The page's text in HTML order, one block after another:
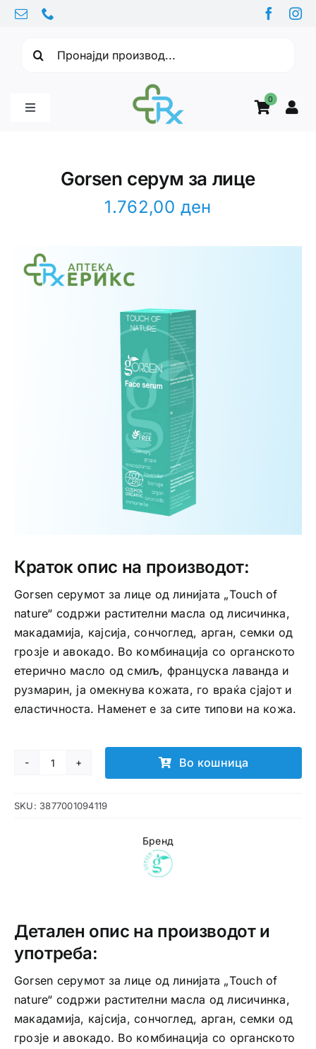
Skip
content
0
Toggle
Медицински апрати
Gorsen серум за лице
1.762,00 ден
Краток опис на производот:
Gorsen серумот за лице од линијата „Touch of
nature“ содржи растителни масла од лисичинка,
макадамија, кајсија, сончоглед, арган, семки од
грозје и авокадо. Во комбинација со органското
етерично масло од смиљ, француска лаванда и
рузмарин, ја омекнува кожата, го враќа сјајот и
еластичноста. Наменет е за сите типови на кожа.
Gorsen
за
Во кошница
SKU: 3877001094119
Бренд
Детален опис на производот и
употреба:
Gorsen серумот за лице од линијата „Touch of
nature“ содржи растителни масла од лисичинка,
макадамија, кајсија, сончоглед, арган, семки од
грозје и авокадо. Во комбинација со органското